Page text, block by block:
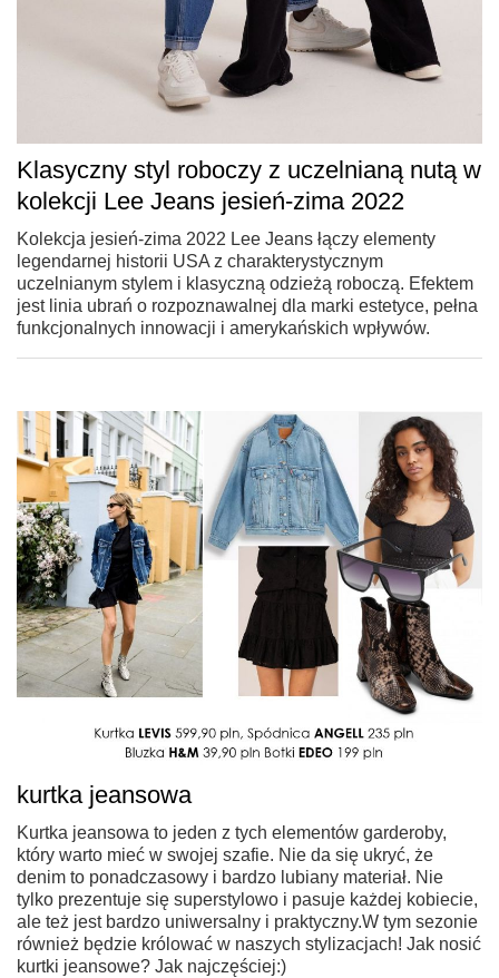
Klasyczny styl roboczy z uczelnianą nutą w
kolekcji Lee Jeans jesień-zima 2022
Kolekcja jesień-zima 2022 Lee Jeans łączy elementy
legendarnej historii USA z charakterystycznym
uczelnianym stylem i klasyczną odzieżą roboczą. Efektem
jest linia ubrań o rozpoznawalnej dla marki estetyce, pełna
funkcjonalnych innowacji i amerykańskich wpływów.
kurtka jeansowa
Kurtka jeansowa to jeden z tych elementów garderoby,
który warto mieć w swojej szafie. Nie da się ukryć, że
denim to ponadczasowy i bardzo lubiany materiał. Nie
tylko prezentuje się superstylowo i pasuje każdej kobiecie,
ale też jest bardzo uniwersalny i praktyczny.W tym sezonie
również będzie królować w naszych stylizacjach! Jak nosić
kurtki jeansowe? Jak najczęściej:)